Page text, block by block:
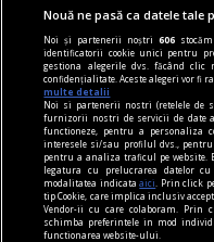
Nouă ne pasă ca datele tale
Noi și partenerii noștri606
identificatorii cookie unici pentru
gestiona alegerile dvs. făcând
confidențialitate. Aceste alegeri vor fi
multe detalii
Noi si partenerii nostri (retelele de
furnizorii nostri de servicii de date
functioneze, pentru a
interesele si/sau profilul dvs.,
pentru a analiza traficul pe website.
legatura cu prelucrarea datelor
modalitatea indicataaici
. Prin click
tip Cookie, care implica inclusiv
Vendor-ii cu care colaboram. Prin
schimba preferintele in mod
functionarea website-ului.